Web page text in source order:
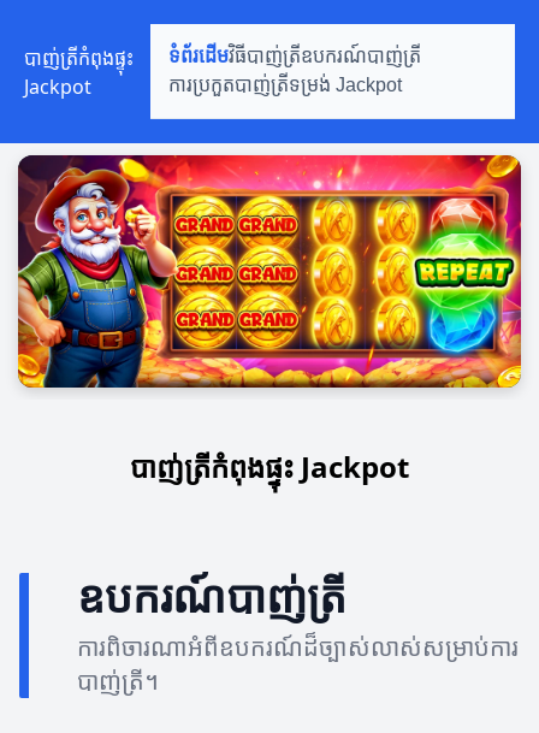
បាញ់ត្រីកំពុងផ្ទុះ
Jackpot
ទំព័រដើមវិធីបាញ់ត្រីឧបករណ៍បាញ់ត្រី
ការប្រកួតបាញ់ត្រីទម្រង់ Jackpot
បាញ់ត្រីកំពុងផ្ទុះ Jackpot
ឧបករណ៍បាញ់ត្រី
ការពិចារណាអំពីឧបករណ៍ដ៏ច្បាស់លាស់សម្រាប់ការ
បាញ់ត្រី។